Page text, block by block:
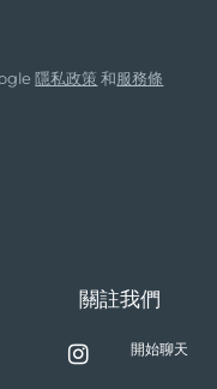
隱私政策 和服務條
關註我們
開始聊天